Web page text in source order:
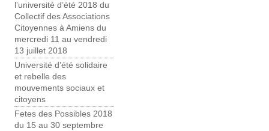
l’université d’été 2018 du
Collectif des Associations
Citoyennes à Amiens du
mercredi 11 au vendredi
13 juillet 2018
Université d’été solidaire
et rebelle des
mouvements sociaux et
citoyens
Fetes des Possibles 2018
du 15 au 30 septembre